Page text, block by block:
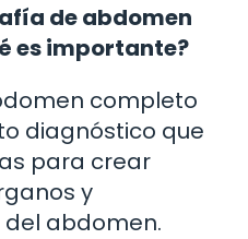
de abdomen
es importante?
completo
diagnóstico que
para crear
y
abdomen.